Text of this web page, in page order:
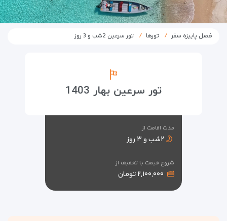
فصل پاییزه سفر تورها تور سرعین 2شب و 3 روز
تور سرعین بهار 1403
مدت اقامت از
۲شب و ۳ روز
شروع قیمت با تخفیف از
۲,۱۰۰,۰۰۰ تومان